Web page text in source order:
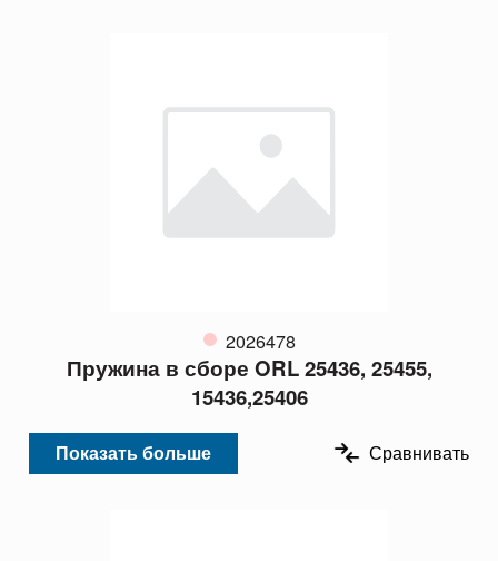
2026478
Пружина в сборе ORL 25436, 25455,
15436,25406
Показать больше Сравнивать